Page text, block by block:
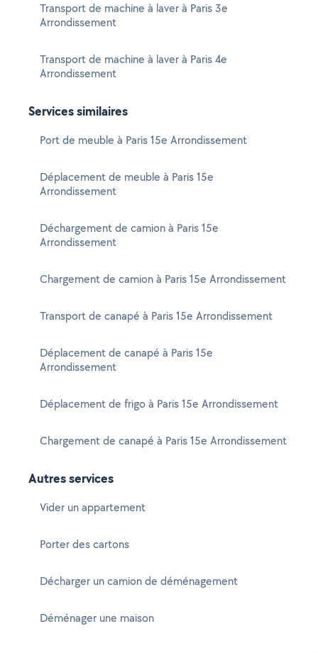
Transport de machine à laver à Paris 3e
Arrondissement
Transport de machine à laver à Paris 4e
Arrondissement
Services similaires
Port de meuble à Paris 15e Arrondissement
Déplacement de meuble à Paris 15e
Arrondissement
Déchargement de camion à Paris 15e
Arrondissement
Chargement de camion à Paris 15e Arrondissement
Transport de canapé à Paris 15e Arrondissement
Déplacement de canapé à Paris 15e
Arrondissement
Déplacement de frigo à Paris 15e Arrondissement
Chargement de canapé à Paris 15e Arrondissement
Autres services
Vider un appartement
Porter des cartons
Décharger un camion de déménagement
Déménager une maison